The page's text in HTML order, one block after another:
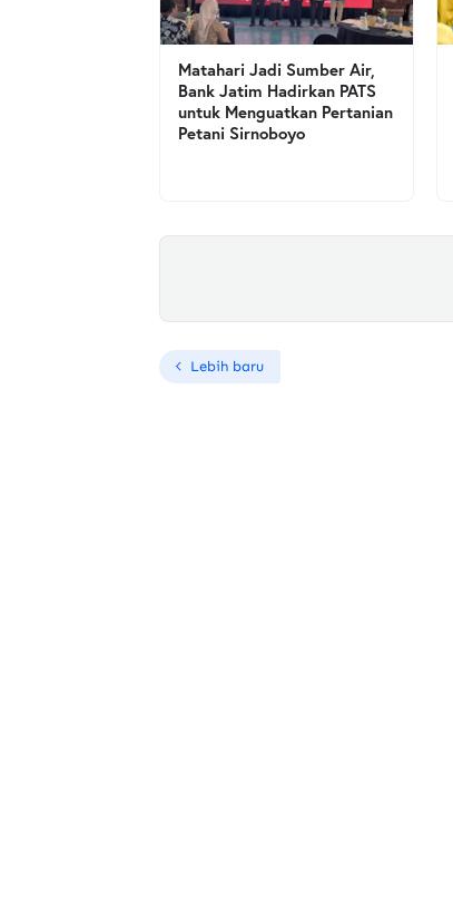
Matahari Jadi Sumber Air,
Bank Jatim Hadirkan PATS
untuk Menguatkan Pertanian
Petani Sirnoboyo
Lebih baru